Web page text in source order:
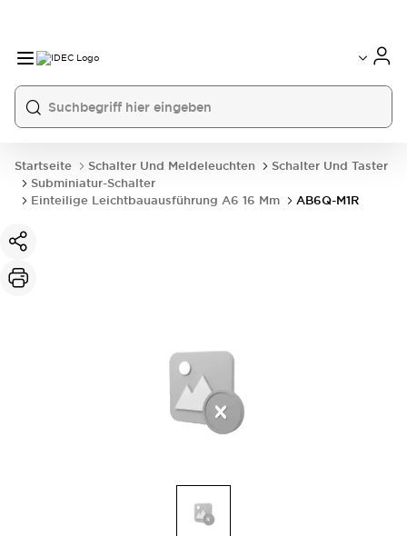
Startseite Schalter Und Meldeleuchten
Schalter Und Taster
Subminiatur-Schalter
Einteilige Leichtbauausführung A6 16 Mm
AB6Q-M1R